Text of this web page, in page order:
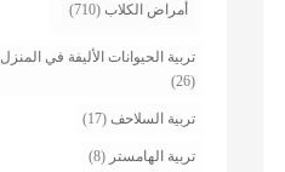
أمراض الكلاب (710)
تربية الحيوانات الأليفة في المنزل
(26)
تربية السلاحف (17)
تربية الهامستر (8)